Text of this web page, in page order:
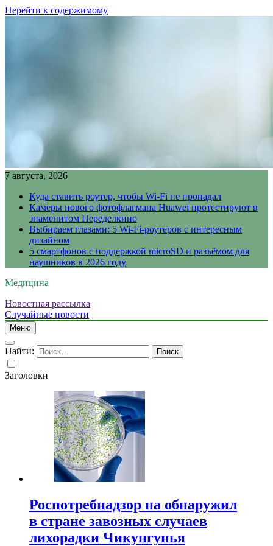
Перейти к содержимому
7 августа, 2026
Куда ставить роутер, чтобы Wi-Fi не пропадал
Камеры нового фотофлагмана Huawei протестируют в
знаменитом Переделкино
Выбираем глазами: 5 Wi-Fi-роутеров с интересным
дизайном
5 смартфонов с поддержкой microSD и разъёмом для
наушников в 2026 году
Медицина
Новостная рассылка
Случайные новости
Меню
Найти:
Заголовки
Роспотребнадзор на обнаружил
в стране завозных случаев
лихорадки Чикунгунья